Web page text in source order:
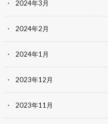
2024年3月
2024年2月
2024年1月
2023年12月
2023年11月